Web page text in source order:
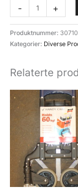
-
Jerrykannepakning
1pk.
,
5,10,20
kanner
+
Produktnummer:
Kategorier: Diverse
Relaterte